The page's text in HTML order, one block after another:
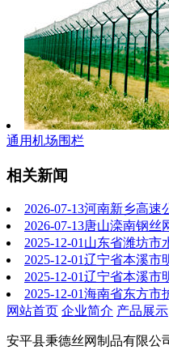
通用机场围栏
相关新闻
2026-07-13河南新乡高速
2026-07-13唐山滦南钢丝
2025-12-01 山东省潍坊市
2025-12-01辽宁省本溪市
2025-12-01辽宁省本溪市
2025-12-01海南省东方市
网站首页 企业简介 产品展示
安平县秉德丝网制品有限公